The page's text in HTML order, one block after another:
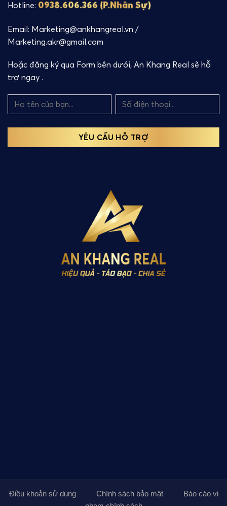
Hotline: 0938.606.366 (P.Nhân Sự)
Email: Marketing@ankhangreal.vn /
Marketing.akr@gmail.com
Hoặc đăng ký qua Form bên dưới, An Khang Real sẽ hỗ
trợ ngay .
Điều khoản sử dụng Chính sách bảo mật
Báo cáo vi